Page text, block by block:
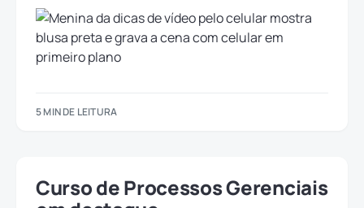
5 MIN DE LEITURA
Curso de Processos Gerenciais